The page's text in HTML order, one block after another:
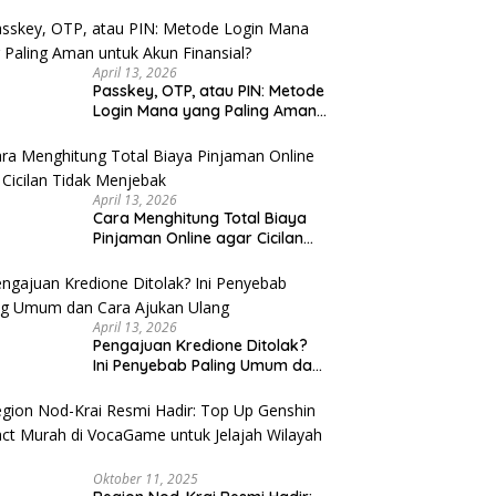
April 13, 2026
Passkey, OTP, atau PIN: Metode
Login Mana yang Paling Aman
April 13, 2026
Cara Menghitung Total Biaya
Pinjaman Online agar Cicilan
April 13, 2026
Pengajuan Kredione Ditolak?
Ini Penyebab Paling Umum dan
Oktober 11, 2025